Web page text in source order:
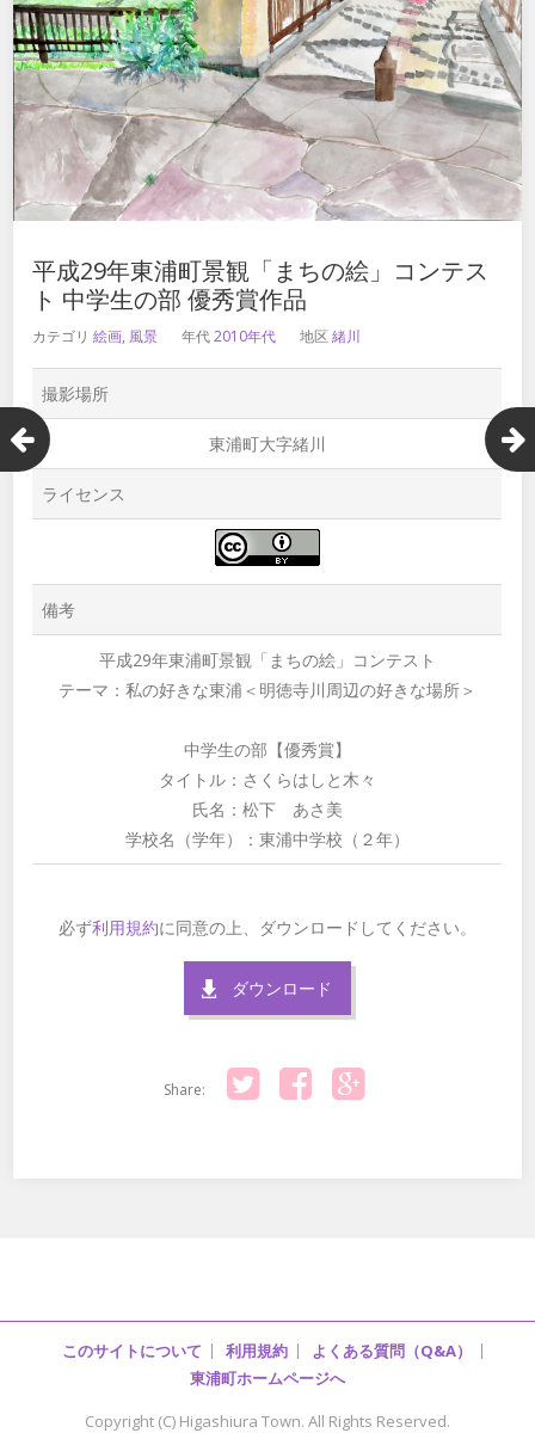
平成29年東浦町景観「まちの絵」コンテス
ト 中学生の部 優秀賞作品
カテゴリ絵画, 風景 年代2010年代 地区緒川
撮影場所
東浦町大字緒川
ライセンス
備考
平成29年東浦町景観「まちの絵」コンテスト
テーマ：私の好きな東浦＜明徳寺川周辺の好きな場所＞
中学生の部【優秀賞】
タイトル：さくらはしと木々
氏名：松下 あさ美
学校名（学年）：東浦中学校（２年）
必ず利用規約に同意の上、ダウンロードしてください。
ダウンロード
Share:
このサイトについて 利用規約
よくある質問（Q&A）
東浦町ホームページへ
Copyright (C) Higashiura Town. All Rights Reserved.